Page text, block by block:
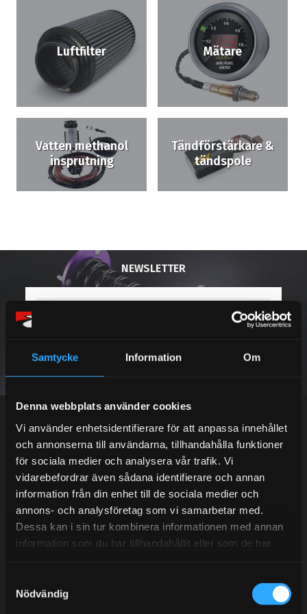
Samtycke Information Om
Denna webbplats använder cookies
Vi använder enhetsidentifierare för att anpassa innehållet
och annonserna till användarna, tillhandahålla funktioner
för sociala medier och analysera vår trafik. Vi
vidarebefordrar även sådana identifierare och annan
information från din enhet till de sociala medier och
annons- och analysföretag som vi samarbetar med.
Dessa kan i sin tur kombinera informationen med annan
information som du har tillhandahållit eller som de har
Nödvändig
Luftfilter Mätare
Vatten methanol
insprutning
Tändförstärkare &
tändspole
NEWSLETTER
Mån-Tors: 10:30-15:00
Lunchstängt 12:00-13:00
E-post:info@streetperformance.se